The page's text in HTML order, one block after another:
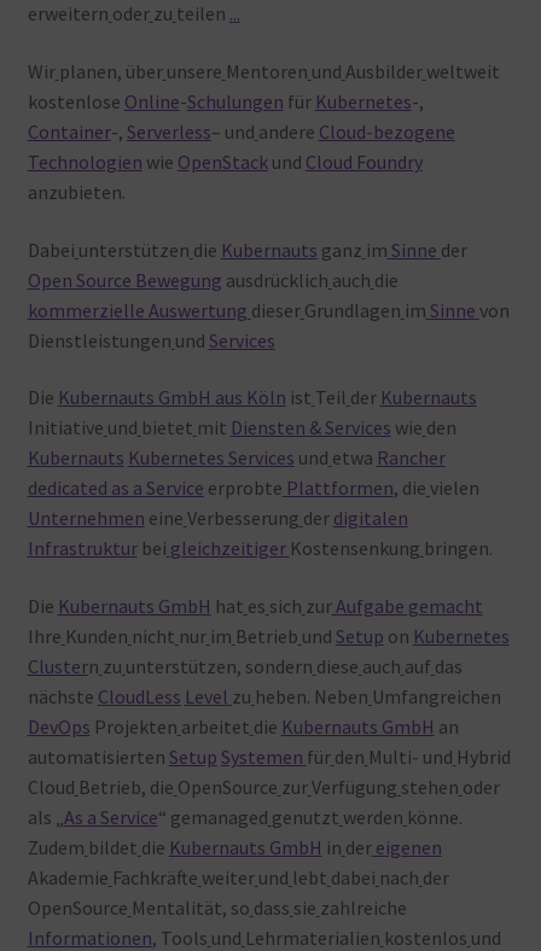
erweitern oder zu teilen ...
Wir planen, über unsere Mentoren und Ausbilder weltweit
kostenlose Online-Schulungen für Kubernetes-,
Container-, Serverless– und andere Cloud-bezogene
Technologien wie OpenStackund Cloud Foundry
anzubieten.
Dabei unterstützen die Kubernauts ganz im Sinne der
Open Source Bewegung ausdrücklich auch die
kommerzielle Auswertung dieser Grundlagen im Sinne von
Dienstleistungen und Services
Die Kubernauts GmbH aus Köln ist Teil der Kubernauts
Initiative und bietet mit Diensten & Services wie den
Kubernauts Kubernetes Services und etwa Rancher
dedicated as a Service erprobte Plattformen, die vielen
Unternehmen eine Verbesserung der digitalen
Infrastrukturbei gleichzeitiger Kostensenkung bringen.
Die Kubernauts GmbH hat es sich zurAufgabe gemacht
Ihre Kunden nicht nur im Betrieb und Setup on Kubernetes
Clustern zu unterstützen, sondern diese auch auf das
nächste CloudLess Level zu heben. Neben Umfangreichen
DevOps Projekten arbeitet die Kubernauts GmbH an
automatisierten Setup Systemen für den Multi- und Hybrid
Cloud Betrieb, die OpenSource zurVerfügung stehen oder
als „ As a Service“ gemanaged genutzt werden könne.
Zudem bildet die Kubernauts GmbH in dereigenen
Akademie Fachkräfte weiter und lebt dabei nach der
OpenSource Mentalität, so dass sie zahlreiche
Informationen, Tools und Lehrmaterialien kostenlos und